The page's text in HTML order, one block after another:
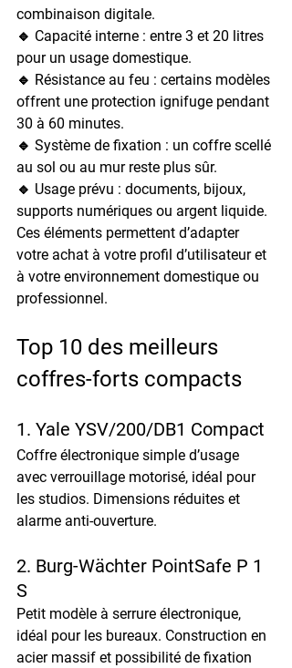
combinaison digitale.
🔹 Capacité interne : entre 3 et 20 litres
pour un usage domestique.
🔹 Résistance au feu : certains modèles
offrent une protection ignifuge pendant
30 à 60 minutes.
🔹 Système de fixation : un coffre scellé
au sol ou au mur reste plus sûr.
🔹 Usage prévu : documents, bijoux,
supports numériques ou argent liquide.
Ces éléments permettent d’adapter
votre achat à votre profil d’utilisateur et
à votre environnement domestique ou
professionnel.
Top 10 des meilleurs
coffres-forts compacts
1. Yale YSV/200/DB1 Compact
Coffre électronique simple d’usage
avec verrouillage motorisé, idéal pour
les studios. Dimensions réduites et
alarme anti-ouverture.
2. Burg-Wächter PointSafe P 1
S
Petit modèle à serrure électronique,
idéal pour les bureaux. Construction en
acier massif et possibilité de fixation